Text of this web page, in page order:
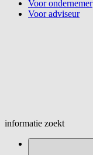
Voor ondernemer
Voor adviseur
informatie zoekt